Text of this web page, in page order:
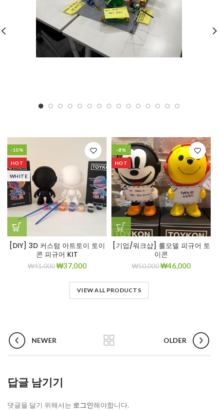
-10%
HOT
WHITE
[DIY] 3D 커스텀 아트토이 토이
콘 피규어 KIT
₩41,000 ₩37,000
-8%
HOT
[기업/워크샵] 롤모델 피규어 토
이콘
₩50,000 ₩46,000
VIEW ALL PRODUCTS
NEWER OLDER
답글 남기기
댓글을 달기 위해서는 로그인해야합니다.